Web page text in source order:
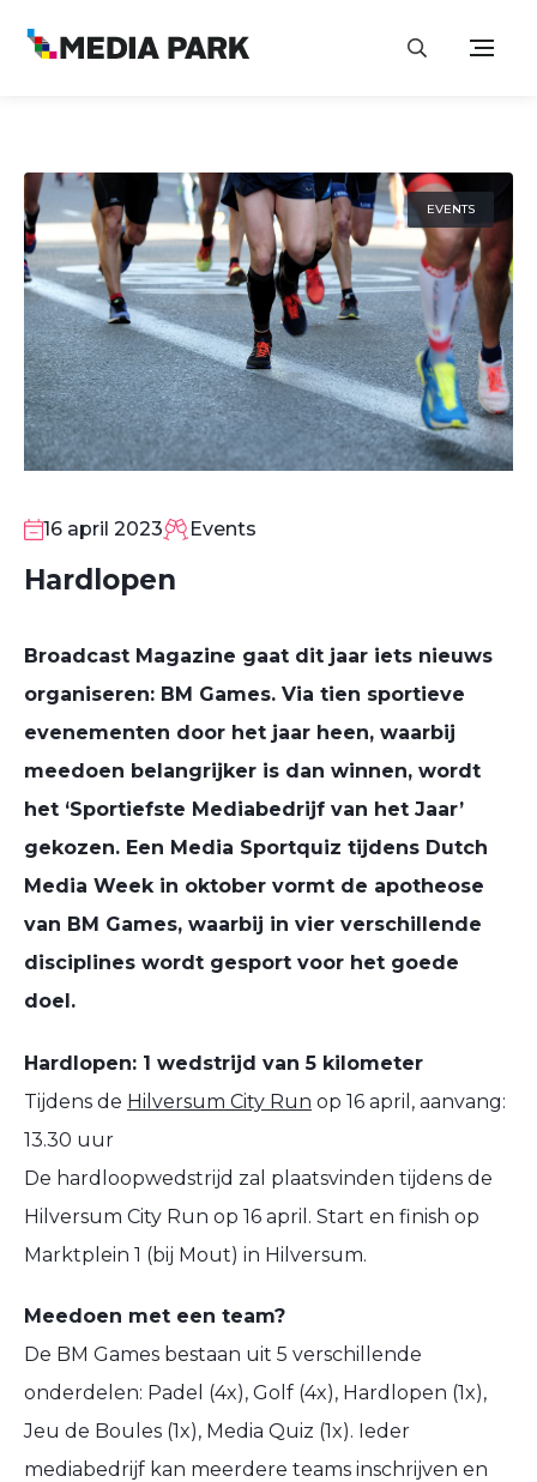
EVENTS
APR
16 april 2023 Events
Hardlopen
Broadcast Magazine gaat dit jaar iets nieuws
organiseren: BM Games. Via tien sportieve
evenementen door het jaar heen, waarbij
meedoen belangrijker is dan winnen, wordt
het ‘Sportiefste Mediabedrijf van het Jaar’
gekozen. Een Media Sportquiz tijdens Dutch
Media Week in oktober vormt de apotheose
van BM Games, waarbij in vier verschillende
disciplines wordt gesport voor het goede
doel.
Hardlopen: 1 wedstrijd van 5 kilometer
Tijdens de Hilversum City Run op 16 april, aanvang:
13.30 uur
De hardloopwedstrijd zal plaatsvinden tijdens de
Hilversum City Run op 16 april. Start en finish op
Marktplein 1 (bij Mout) in Hilversum.
Meedoen met een team?
De BM Games bestaan uit 5 verschillende
onderdelen: Padel (4x), Golf (4x), Hardlopen (1x),
Jeu de Boules (1x), Media Quiz (1x). Ieder
mediabedrijf kan meerdere teams inschrijven en